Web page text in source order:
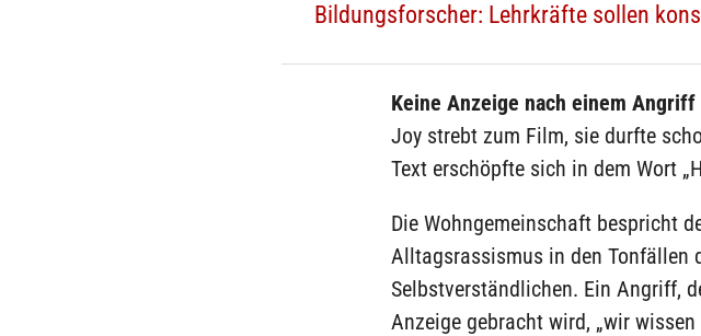
Bildungsforscher: Lehrkräfte sollen
Keine Anzeige nach einem Angriff
Joy strebt zum Film, sie durfte
Text erschöpfte sich in dem Wort
Die Wohngemeinschaft bespricht
Alltagsrassismus in den Tonfällen
Selbstverständlichen. Ein Angriff,
Anzeige gebracht wird, „wir